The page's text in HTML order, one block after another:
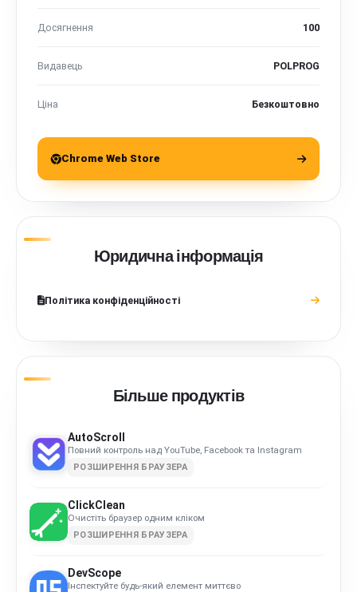
Досягнення 100
Видавець POLPROG
Ціна Безкоштовно
Chrome Web Store
Юридична інформація
Політика конфіденційності
Більше продуктів
AutoScroll
Повний контроль над YouTube, Facebook та Instagram
РОЗШИРЕННЯ БРАУЗЕРА
ClickClean
Очистіть браузер одним кліком
РОЗШИРЕННЯ БРАУЗЕРА
DevScope
Інспектуйте будь-який елемент миттєво